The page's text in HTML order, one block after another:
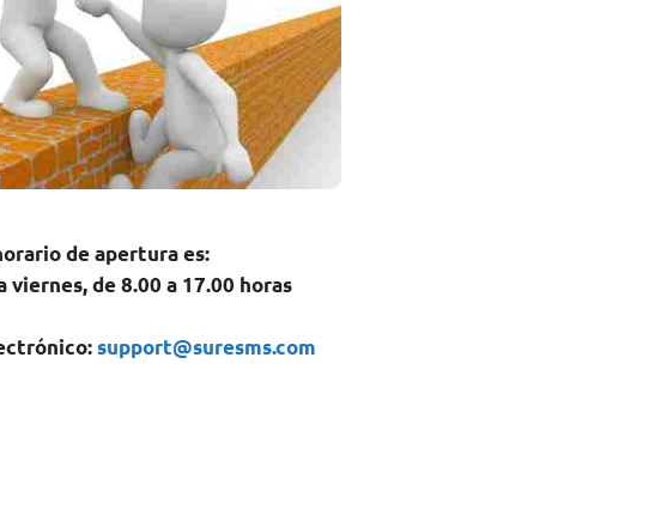
de apertura es:
viernes, de 8.00 a 17.00 horas
support@suresms.com